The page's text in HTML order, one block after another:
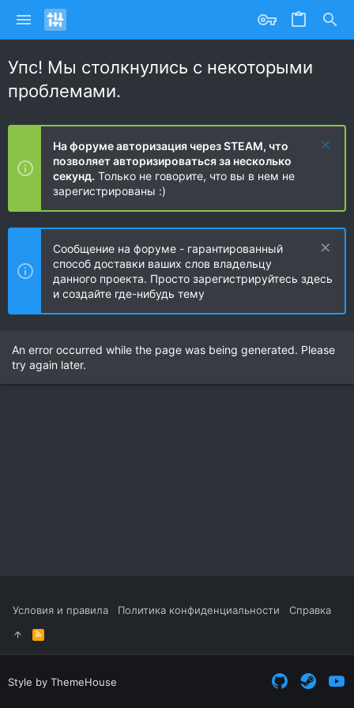
Упс! Мы столкнулись с некоторыми
проблемами.
На форуме авторизация через STEAM, что
позволяет авторизироваться за несколько
секунд. Только не говорите, что вы в нем не
зарегистрированы :)
Сообщение на форуме - гарантированный
способ доставки ваших слов владельцу
данного проекта. Просто зарегистрируйтесь здесь
и создайте где-нибудь тему
An error occurred while the page was being generated. Please
try again later.
Условия и правила Политика конфиденциальности Справка
R
S
S
Style by ThemeHouse